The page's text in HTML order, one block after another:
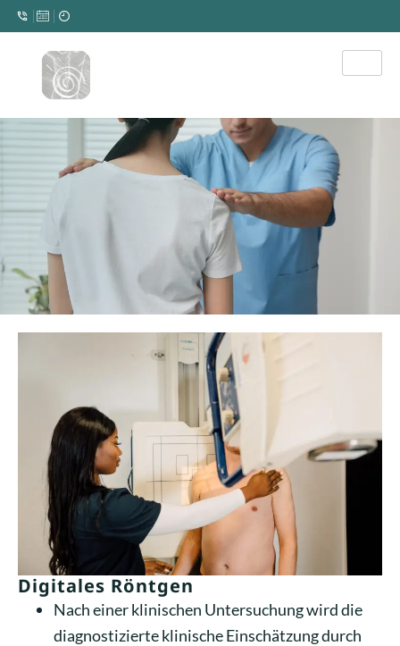
Digitales Röntgen
Nach einer klinischen Untersuchung wird die
diagnostizierte klinische Einschätzung durch